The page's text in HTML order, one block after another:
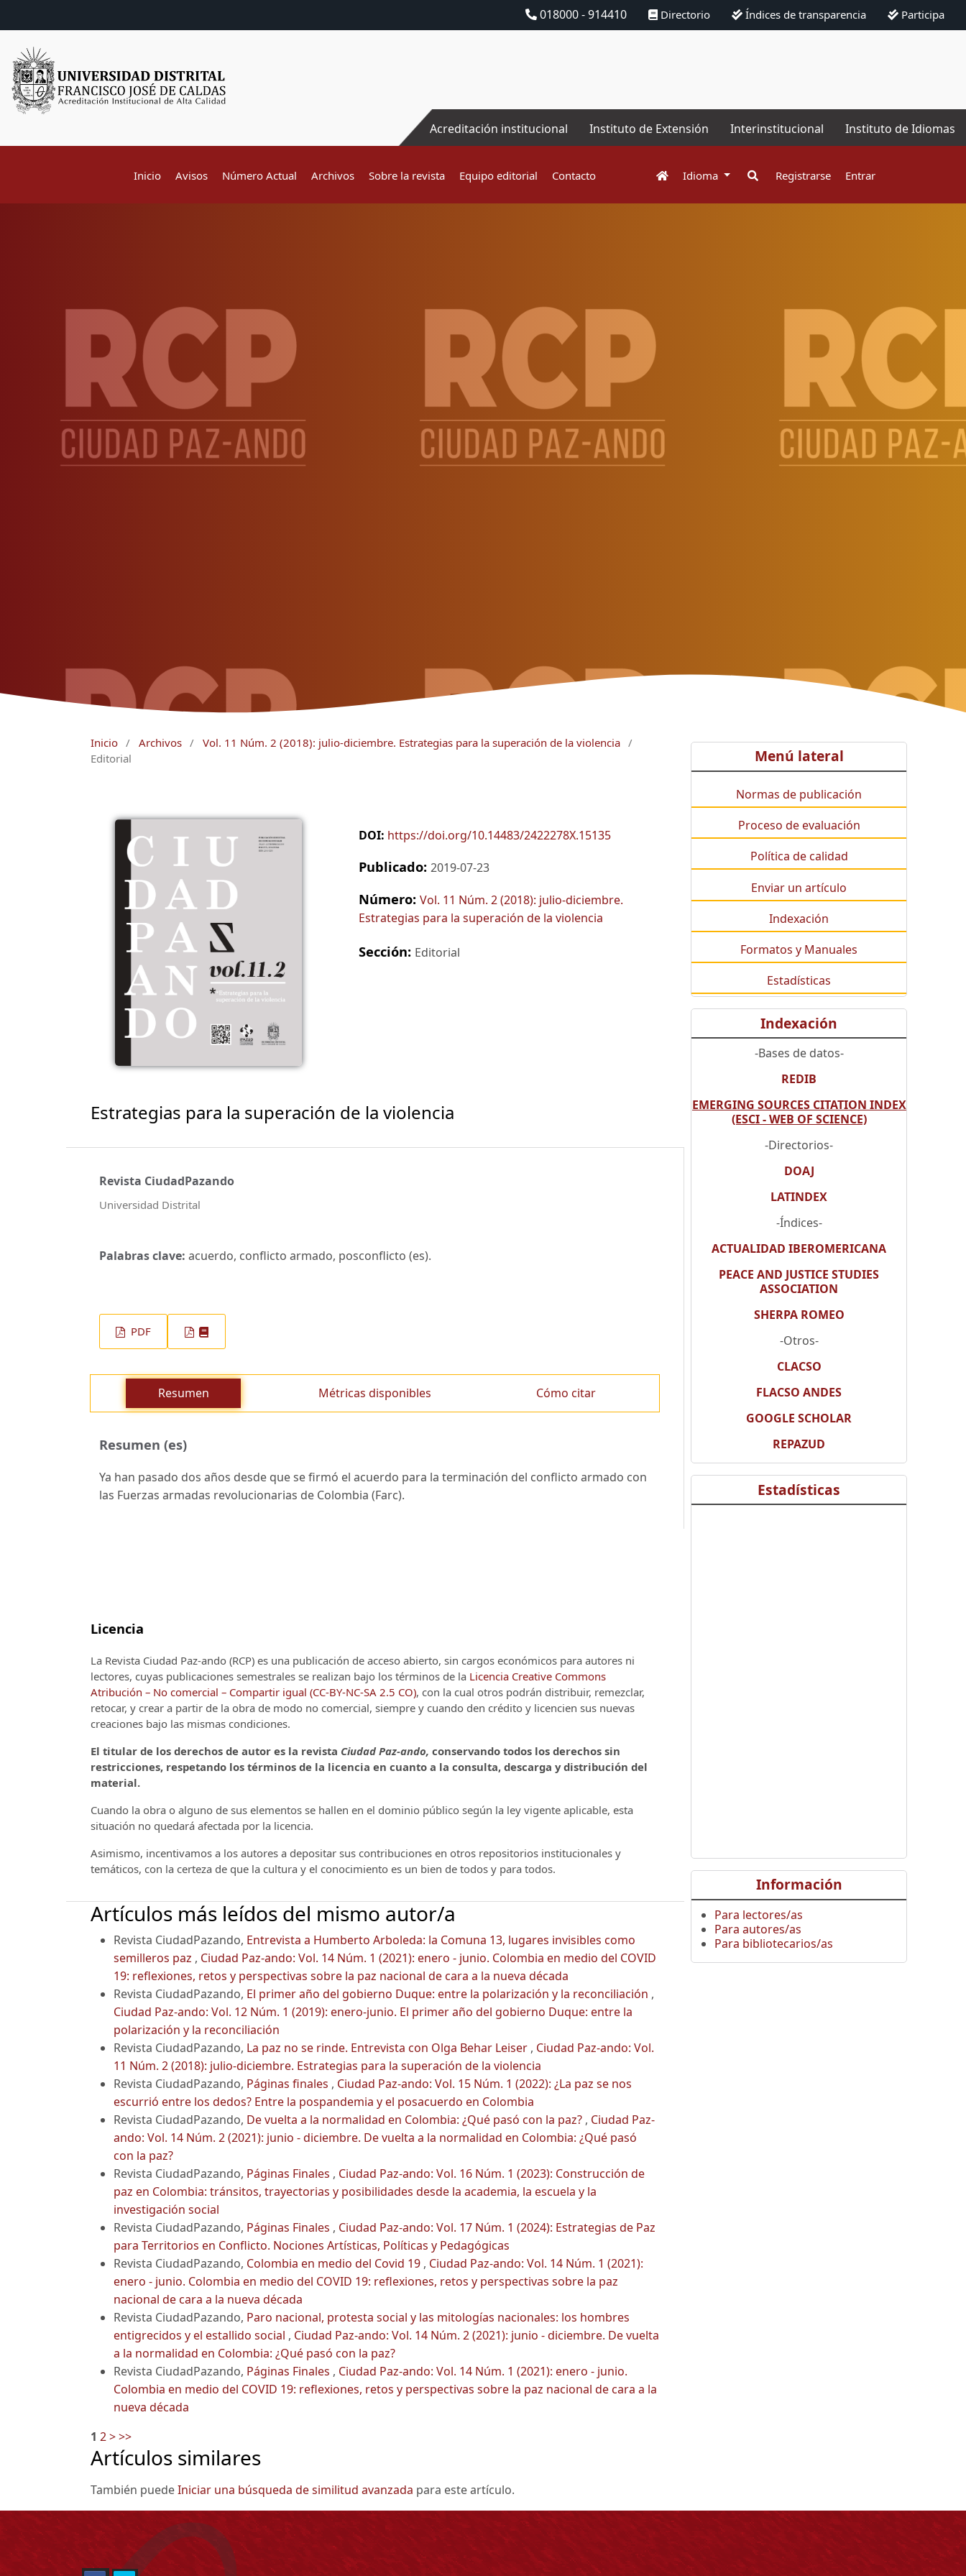
018000 - 914410 Directorio Índices de transparencia Participa
Acreditación institucional Instituto de Extensión Interinstitucional Instituto de Idiomas
Inicio Avisos Número Actual Archivos Sobre la revista Equipo editorial Contacto Idioma Registrarse Entrar
Inicio / Archivos / Vol. 11 Núm. 2 (2018): julio-diciembre. Estrategias para la superación de la violencia /
Editorial
DOI: https://doi.org/10.14483/2422278X.15135
Publicado: 2019-07-23
Número: Vol. 11 Núm. 2 (2018): julio-diciembre.
Estrategias para la superación de la violencia
Sección: Editorial
Estrategias para la superación de la violencia
Revista CiudadPazando
Universidad Distrital
Palabras clave: acuerdo, conflicto armado, posconflicto (es).
PDF
Resumen Métricas disponibles Cómo citar
Resumen (es)
Ya han pasado dos años desde que se firmó el acuerdo para la terminación del conflicto armado con
las Fuerzas armadas revolucionarias de Colombia (Farc).
Licencia
La Revista Ciudad Paz-ando (RCP) es una publicación de acceso abierto, sin cargos económicos para autores ni
lectores, cuyas publicaciones semestrales se realizan bajo los términos de la Licencia Creative Commons
Atribución – No comercial – Compartir igual (CC-BY-NC-SA 2.5 CO), con la cual otros podrán distribuir, remezclar,
retocar, y crear a partir de la obra de modo no comercial, siempre y cuando den crédito y licencien sus nuevas
creaciones bajo las mismas condiciones.
El titular de los derechos de autor es la revista Ciudad Paz-ando, conservando todos los derechos sin
restricciones, respetando los términos de la licencia en cuanto a la consulta, descarga y distribución del
material.
Cuando la obra o alguno de sus elementos se hallen en el dominio público según la ley vigente aplicable, esta
situación no quedará afectada por la licencia.
Asimismo, incentivamos a los autores a depositar sus contribuciones en otros repositorios institucionales y
temáticos, con la certeza de que la cultura y el conocimiento es un bien de todos y para todos.
Artículos más leídos del mismo autor/a
Revista CiudadPazando, Entrevista a Humberto Arboleda: la Comuna 13, lugares invisibles como
semilleros paz , Ciudad Paz-ando: Vol. 14 Núm. 1 (2021): enero - junio. Colombia en medio del COVID
19: reflexiones, retos y perspectivas sobre la paz nacional de cara a la nueva década
Revista CiudadPazando, El primer año del gobierno Duque: entre la polarización y la reconciliación ,
Ciudad Paz-ando: Vol. 12 Núm. 1 (2019): enero-junio. El primer año del gobierno Duque: entre la
polarización y la reconciliación
Revista CiudadPazando, La paz no se rinde. Entrevista con Olga Behar Leiser , Ciudad Paz-ando: Vol.
11 Núm. 2 (2018): julio-diciembre. Estrategias para la superación de la violencia
Revista CiudadPazando, Páginas finales , Ciudad Paz-ando: Vol. 15 Núm. 1 (2022): ¿La paz se nos
escurrió entre los dedos? Entre la pospandemia y el posacuerdo en Colombia
Revista CiudadPazando, De vuelta a la normalidad en Colombia: ¿Qué pasó con la paz? , Ciudad Paz-
ando: Vol. 14 Núm. 2 (2021): junio - diciembre. De vuelta a la normalidad en Colombia: ¿Qué pasó
con la paz?
Revista CiudadPazando, Páginas Finales , Ciudad Paz-ando: Vol. 16 Núm. 1 (2023): Construcción de
paz en Colombia: tránsitos, trayectorias y posibilidades desde la academia, la escuela y la
investigación social
Revista CiudadPazando, Páginas Finales , Ciudad Paz-ando: Vol. 17 Núm. 1 (2024): Estrategias de Paz
para Territorios en Conflicto. Nociones Artísticas, Políticas y Pedagógicas
Revista CiudadPazando, Colombia en medio del Covid 19 , Ciudad Paz-ando: Vol. 14 Núm. 1 (2021):
enero - junio. Colombia en medio del COVID 19: reflexiones, retos y perspectivas sobre la paz
nacional de cara a la nueva década
Revista CiudadPazando, Paro nacional, protesta social y las mitologías nacionales: los hombres
entigrecidos y el estallido social , Ciudad Paz-ando: Vol. 14 Núm. 2 (2021): junio - diciembre. De vuelta
a la normalidad en Colombia: ¿Qué pasó con la paz?
Revista CiudadPazando, Páginas Finales , Ciudad Paz-ando: Vol. 14 Núm. 1 (2021): enero - junio.
Colombia en medio del COVID 19: reflexiones, retos y perspectivas sobre la paz nacional de cara a la
nueva década
1 2>>>
Artículos similares
También puedeIniciar una búsqueda de similitud avanzada para este artículo.
Menú lateral
Normas de publicación
Proceso de evaluación
Política de calidad
Enviar un artículo
Indexación
Formatos y Manuales
Estadísticas
Indexación
-Bases de datos-
REDIB
EMERGING SOURCES CITATION INDEX
(ESCI - WEB OF SCIENCE)
-Directorios-
DOAJ
LATINDEX
-Índices-
ACTUALIDAD IBEROMERICANA
PEACE AND JUSTICE STUDIES
ASSOCIATION
SHERPA ROMEO
-Otros-
CLACSO
FLACSO ANDES
GOOGLE SCHOLAR
REPAZUD
Estadísticas
Información
Para lectores/as
Para autores/as
Para bibliotecarios/as